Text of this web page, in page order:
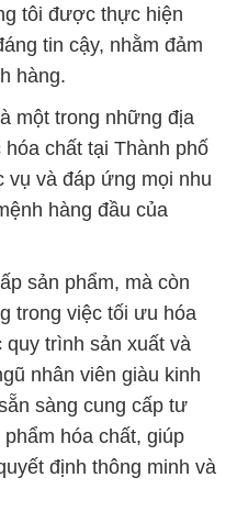
tôi được thực hiện
tin cậy, nhằm đảm
hàng.
một trong những địa
chất tại Thành phố
vụ và đáp ứng mọi nhu
hàng đầu của
sản phẩm, mà còn
trong việc tối ưu hóa
trình sản xuất và
nhân viên giàu kinh
sàng cung cấp tư
hóa chất, giúp
định thông minh và